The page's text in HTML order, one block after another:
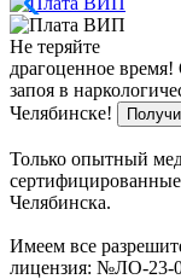
Не теряйте
драгоценное время!
запоя в
Челябинске!
Только опытный
Челябинска.
Имеем все
лицензия: №ЛО-23-